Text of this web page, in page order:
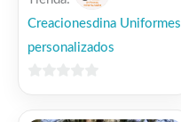
Creacionesdina Uniformes
personalizados